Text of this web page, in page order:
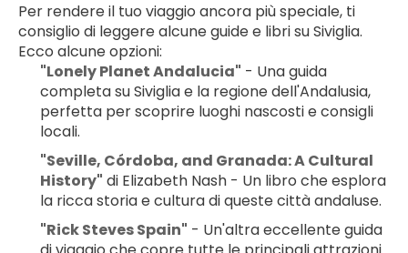
Per rendere il tuo viaggio ancora più speciale, ti
consiglio di leggere alcune guide e libri su Siviglia.
Ecco alcune opzioni:
"Lonely Planet Andalucia" - Una guida
completa su Siviglia e la regione dell'Andalusia,
perfetta per scoprire luoghi nascosti e consigli
locali.
"Seville, Córdoba, and Granada: A Cultural
History" di Elizabeth Nash - Un libro che esplora
la ricca storia e cultura di queste città andaluse.
"Rick Steves Spain" - Un'altra eccellente guida